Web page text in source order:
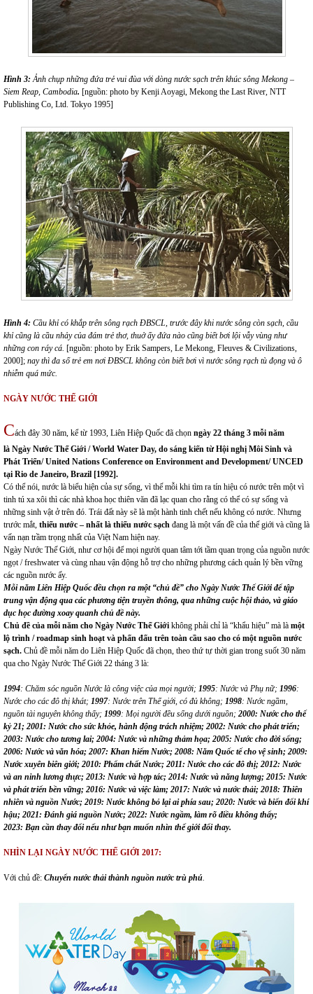
Hình 3:Ảnh chụp những đứa trẻ vui đùa với dòng nước sạch trên khúc sông Mekong –
Siem Reap, Cambodia. [nguồn: photo by Kenji Aoyagi, Mekong the Last River, NTT
Publishing Co, Ltd. Tokyo 1995]
Hình 4: Cầu khỉ có khắp trên sông rạch ĐBSCL, trước đây khi nước sông còn sạch, cầu
khỉ cũng là cầu nhảy của đám trẻ thơ, thuở ấy đứa nào cũng biết bơi lội vẫy vùng như
những con ráy cá. [nguồn: photo by Erik Sampers, Le Mekong, Fleuves & Civilizations,
2000]; nay thì đa số trẻ em nơi ĐBSCL không còn biết bơi vì nước sông rạch tù đọng và ô
nhiễm quá mức.
NGÀY NƯỚC THẾ GIỚI
Cách đây 30 năm, kể từ 1993, Liên Hiệp Quốc đã chọn ngày 22 tháng 3 mỗi năm
là Ngày Nước Thế Giới / World Water Day, do sáng kiến từ Hội nghị Môi Sinh và
Phát Triển/ United Nations Conference on Environment and Development/ UNCED
tại Rio de Janeiro, Brazil [1992].
Có thể nói, nước là biểu hiện của sự sống, vì thế mỗi khi tìm ra tín hiệu có nước trên một vì
tinh tú xa xôi thì các nhà khoa học thiên văn đã lạc quan cho rằng có thể có sự sống và
những sinh vật ở trên đó. Trái đất này sẽ là một hành tinh chết nếu không có nước. Nhưng
trước mắt, thiếu nước – nhất là thiếu nước sạch đang là một vấn đề của thế giới và cũng là
vấn nạn trầm trọng nhất của Việt Nam hiện nay.
Ngày Nước Thế Giới, như cơ hội để mọi người quan tâm tới tầm quan trọng của nguồn nước
ngọt / freshwater và cùng nhau vận động hỗ trợ cho những phương cách quản lý bền vững
các nguồn nước ấy.
Mỗi năm Liên Hiệp Quốc đều chọn ra một “chủ đề” cho Ngày Nước Thế Giới để tập
trung vận động qua các phương tiện truyền thông, qua những cuộc hội thảo, và giáo
dục học đường xoay quanh chủ đề này.
Chủ đề của mỗi năm cho Ngày Nước Thế Giới không phải chỉ là “khẩu hiệu” mà là một
lộ trình / roadmap sinh hoạt và phấn đấu trên toàn cầu sao cho có một nguồn nước
sạch. Chủ đề mỗi năm do Liên Hiệp Quốc đã chọn, theo thứ tự thời gian trong suốt 30 năm
qua cho Ngày Nước Thế Giới 22 tháng 3 là:
1994: Chăm sóc nguồn Nước là công việc của mọi người; 1995: Nước và Phụ nữ; 1996:
Nước cho các đô thị khát; 1997: Nước trên Thế giới, có đủ không; 1998: Nước ngầm,
nguồn tài nguyên không thấy; 1999: Mọi người đều sống dưới nguồn; 2000: Nước cho thế
kỷ 21; 2001: Nước cho sức khỏe, hành động trách nhiệm; 2002: Nước cho phát triển;
2003: Nước cho tương lai; 2004: Nước và những thảm họa; 2005: Nước cho đời sống;
2006: Nước và văn hóa; 2007: Khan hiếm Nước; 2008: Năm Quốc tế cho vệ sinh; 2009:
Nước xuyên biên giới; 2010: Phẩm chất Nước; 2011: Nước cho các đô thị; 2012: Nước
và an ninh lương thực; 2013: Nước và hợp tác; 2014: Nước và năng lượng; 2015: Nước
và phát triển bền vững; 2016: Nước và việc làm; 2017: Nước và nước thải; 2018: Thiên
nhiên và nguồn Nước; 2019: Nước không bỏ lại ai phía sau; 2020: Nước và biến đổi khí
hậu; 2021: Đánh giá nguồn Nước; 2022: Nước ngầm, làm rõ điều không thấy;
2023: Bạn cần thay đổi nếu như bạn muốn nhìn thế giới đổi thay.
NHÌN LẠI NGÀY NƯỚC THẾ GIỚI 2017:
Với chủ đề: Chuyển nước thải thành nguồn nước trù phú.